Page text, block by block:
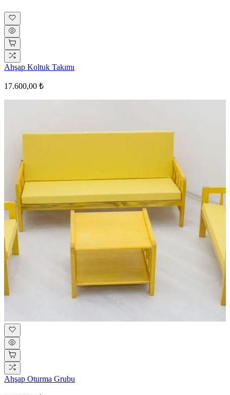
Ahşap Koltuk Takımı
17.600,00 ₺
Ahşap Oturma Grubu